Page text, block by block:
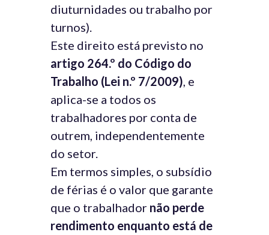
diuturnidades ou trabalho por
turnos).
Este direito está previsto no
artigo 264.º do Código do
Trabalho (Lei n.º 7/2009), e
aplica-se a todos os
trabalhadores por conta de
outrem, independentemente
do setor.
Em termos simples, o subsídio
de férias é o valor que garante
que o trabalhador não perde
rendimento enquanto está de